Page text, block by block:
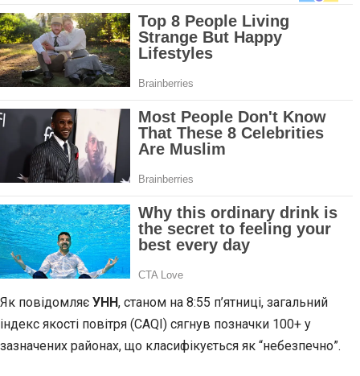
Як повідомляє УНН, станом на 8:55 п’ятниці, загальний
індекс якості повітря (CAQI) сягнув позначки 100+ у
зазначених районах, що класифікується як “небезпечно”.